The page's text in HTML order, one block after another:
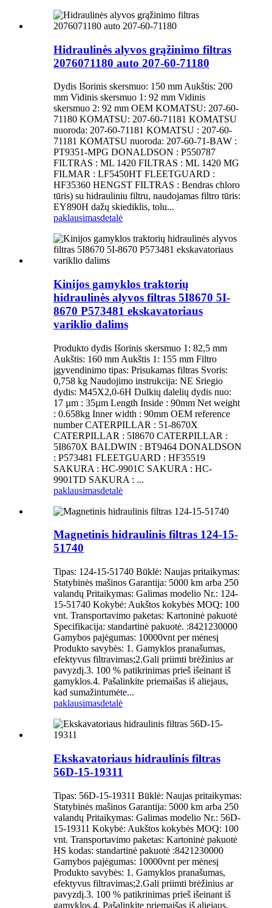
Hidraulinės alyvos grąžinimo filtras
2076071180 auto 207-60-71180
Dydis Išorinis skersmuo: 150 mm Aukštis: 200
mm Vidinis skersmuo 1: 92 mm Vidinis
skersmuo 2: 92 mm OEM KOMATSU: 207-60-
71180 KOMATSU: 207-60-71181 KOMATSU
nuoroda: 207-60-71181 KOMATSU : 207-60-
71181 KOMATSU nuoroda: 207-60-71-BAW :
PT9351-MPG DONALDSON : P550787
FILTRAS : ML 1420 FILTRAS : ML 1420 MG
FILMAR : LF5450HT FLEETGUARD :
HF35360 HENGST FILTRAS : Bendras chloro
tūris) su hidrauliniu filtru, naudojamas filtro tūris:
EY890H dažų skiediklis, tolu...
paklausimasdetalė
Kinijos gamyklos traktorių
hidraulinės alyvos filtras 5I8670 5I-
8670 P573481 ekskavatoriaus
variklio dalims
Produkto dydis Išorinis skersmuo 1: 82,5 mm
Aukštis: 160 mm Aukštis 1: 155 mm Filtro
įgyvendinimo tipas: Prisukamas filtras Svoris:
0,758 kg Naudojimo instrukcija: NE Sriegio
dydis: M45X2,0-6H Dulkių dalelių dydis nuo:
17 µm : 35µm Length Inside : 90mm Net weight
: 0.658kg Inner width : 90mm OEM reference
number CATERPILLAR : 51-8670X
CATERPILLAR : 5I8670 CATERPILLAR :
5I8670X BALDWIN : BT9464 DONALDSON
: P573481 FLEETGUARD : HF35519
SAKURA : HC-9901C SAKURA : HC-
9901TD SAKURA : ...
paklausimasdetalė
Magnetinis hidraulinis filtras 124-15-
51740
Tipas: 124-15-51740 Būklė: Naujas pritaikymas:
Statybinės mašinos Garantija: 5000 km arba 250
valandų Pritaikymas: Galimas modelio Nr.: 124-
15-51740 Kokybė: Aukštos kokybės MOQ: 100
vnt. Transportavimo paketas: Kartoninė pakuotė
Specifikacija: standartinė pakuotė. :8421230000
Gamybos pajėgumas: 10000vnt per mėnesį
Produkto savybės: 1. Gamyklos pranašumas,
efektyvus filtravimas;2.Gali priimti brėžinius ar
pavyzdį.3. 100 % patikrinimas prieš išeinant iš
gamyklos.4. Pašalinkite priemaišas iš aliejaus,
kad sumažintumėte...
paklausimasdetalė
Ekskavatoriaus hidraulinis filtras
56D-15-19311
Tipas: 56D-15-19311 Būklė: Naujas pritaikymas:
Statybinės mašinos Garantija: 5000 km arba 250
valandų Pritaikymas: Galimas modelio Nr.: 56D-
15-19311 Kokybė: Aukštos kokybės MOQ: 100
vnt. Transportavimo paketas: Kartoninė pakuotė
HS kodas: standartinė pakuotė :8421230000
Gamybos pajėgumas: 10000vnt per mėnesį
Produkto savybės: 1. Gamyklos pranašumas,
efektyvus filtravimas;2.Gali priimti brėžinius ar
pavyzdį.3. 100 % patikrinimas prieš išeinant iš
gamyklos.4. Pašalinkite priemaišas iš aliejaus,